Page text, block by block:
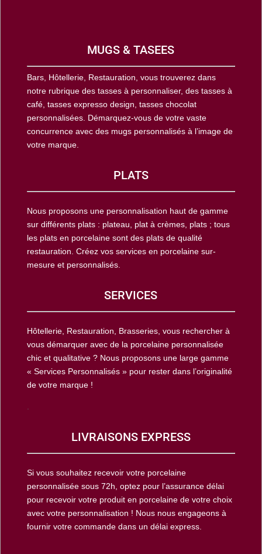
MUGS & TASEES
Bars, Hôtellerie, Restauration, vous trouverez dans
notre rubrique des tasses à personnaliser, des tasses à
café, tasses expresso design, tasses chocolat
personnalisées. Démarquez-vous de votre vaste
concurrence avec des mugs personnalisés à l’image de
votre marque.
PLATS
Nous proposons une personnalisation haut de gamme
sur différents plats : plateau, plat à crèmes, plats ; tous
les plats en porcelaine sont des plats de qualité
restauration. Créez vos services en porcelaine sur-
mesure et personnalisés.
SERVICES
Hôtellerie, Restauration, Brasseries, vous rechercher à
vous démarquer avec de la porcelaine personnalisée
chic et qualitative ? Nous proposons une large gamme
« Services Personnalisés » pour rester dans l’originalité
de votre marque !
LIVRAISONS EXPRESS
Si vous souhaitez recevoir votre porcelaine
personnalisée sous 72h, optez pour l’assurance délai
pour recevoir votre produit en porcelaine de votre choix
avec votre personnalisation ! Nous nous engageons à
fournir votre commande dans un délai express.